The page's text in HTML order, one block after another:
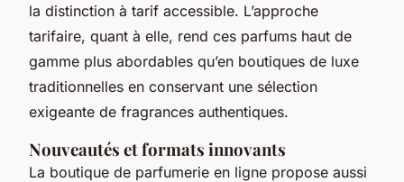
la distinction à tarif accessible. L’approche
tarifaire, quant à elle, rend ces parfums haut de
gamme plus abordables qu’en boutiques de luxe
traditionnelles en conservant une sélection
exigeante de fragrances authentiques.
Nouveautés et formats innovants
La boutique de parfumerie en ligne propose aussi